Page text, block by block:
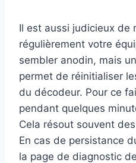
Il est aussi judicieux de
régulièrement votre
sembler anodin, mais
permet de réinitialiser
du décodeur. Pour ce
pendant quelques
Cela résout souvent
En cas de persistance
la page de diagnostic